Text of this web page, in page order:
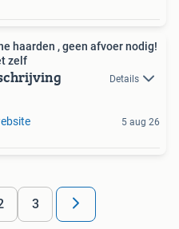
haarden , geen afvoer nodig!
zelf
Details
5 aug 26
3